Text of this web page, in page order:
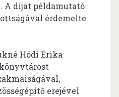
A díjat példamutató
érdemelte
Hódi Erika
erejével